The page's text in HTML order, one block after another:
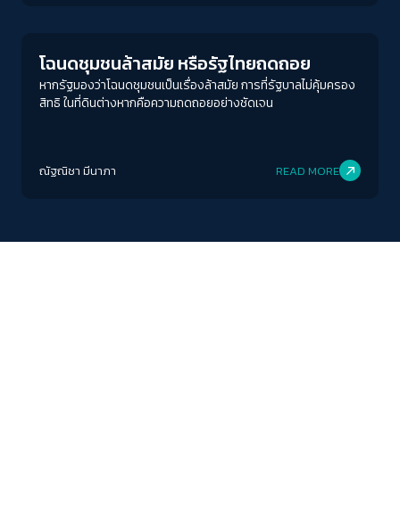
โฉนดชุมชนล้าสมัย หรือรัฐไทยถดถอย
หากรัฐมองว่าโฉนดชุมชนเป็นเรื่องล้าสมัย การที่รัฐบาลไม่คุ้มครอง
สิทธิ ในที่ดินต่างหากคือความถดถอยอย่างชัดเจน
ณัฐณิชา มีนาภา READ MORE